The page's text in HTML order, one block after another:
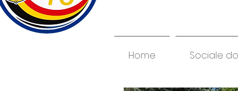
Home Sociale